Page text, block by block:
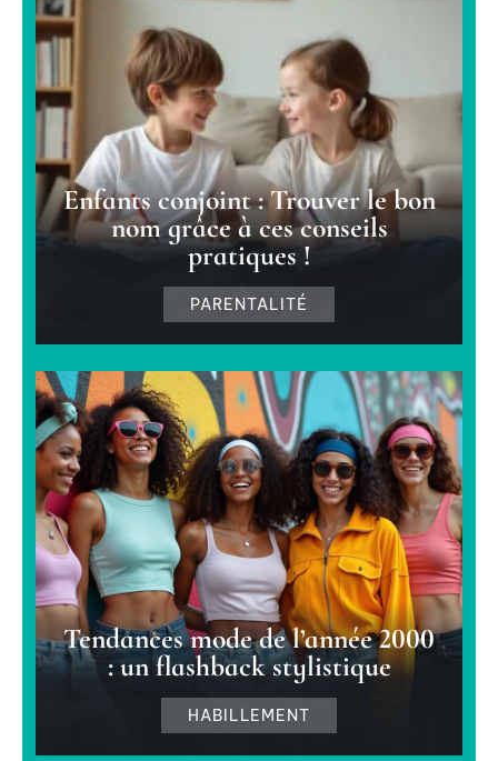
Enfants conjoint : Trouver le bon
nom grâce à ces conseils
pratiques !
PARENTALITÉ
Tendances mode de l’année 2000
: un flashback stylistique
HABILLEMENT